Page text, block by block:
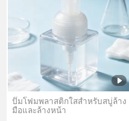
ปั๊มโฟมพลาสติกใสสำหรับสบู่ล้าง
มือและล้างหน้า